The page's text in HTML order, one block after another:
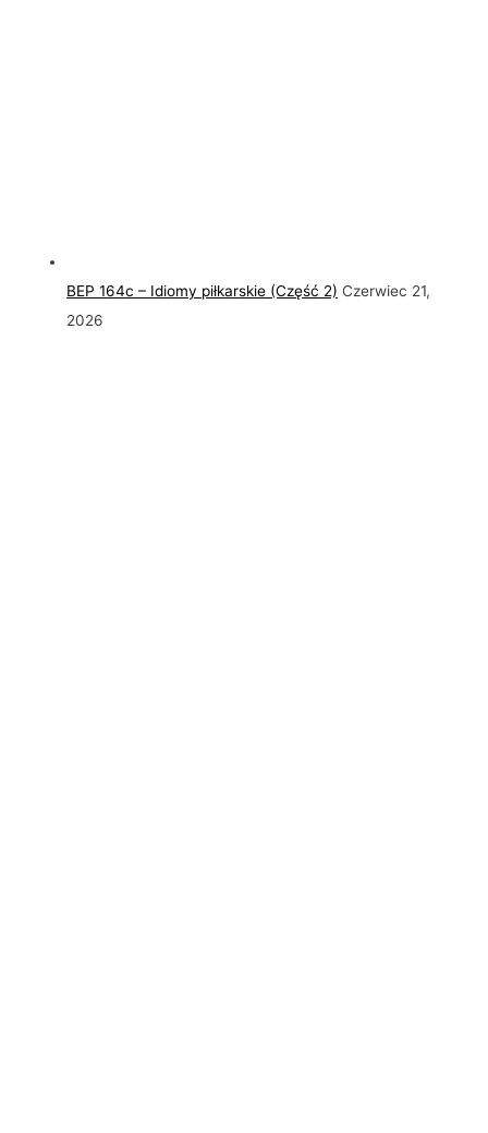
BEP 164c – Idiomy piłkarskie (Część 2) Czerwiec 21,
2026